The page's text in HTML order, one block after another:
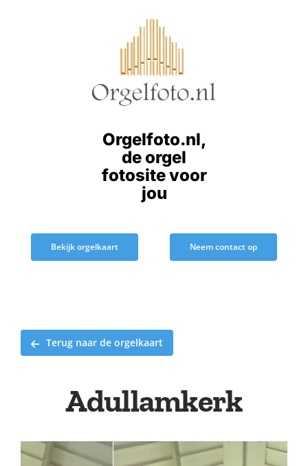
Orgelfoto.nl,
de orgel
fotosite voor
jou
Bekijk orgelkaart Neem contact op
Terug naar de orgelkaart
Adullamkerk